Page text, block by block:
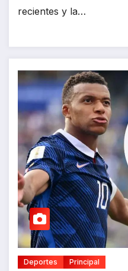
recientes y la…
Deportes Principal